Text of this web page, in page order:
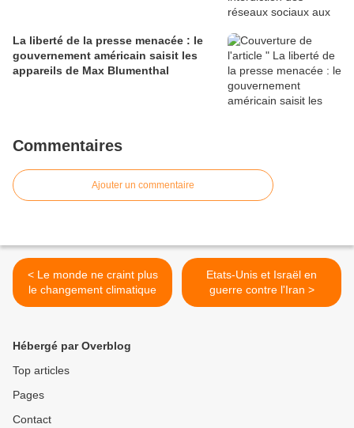
La liberté de la presse menacée : le
gouvernement américain saisit les
appareils de Max Blumenthal
Commentaires
Ajouter un commentaire
< Le monde ne craint plus
le changement climatique
Etats-Unis et Israël en
guerre contre l'Iran >
Hébergé par Overblog
Top articles
Pages
Contact